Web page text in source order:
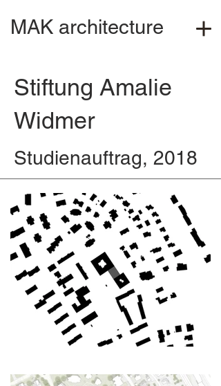
MAK architecture
Stiftung Amalie
Widmer
Studienauftrag, 2018